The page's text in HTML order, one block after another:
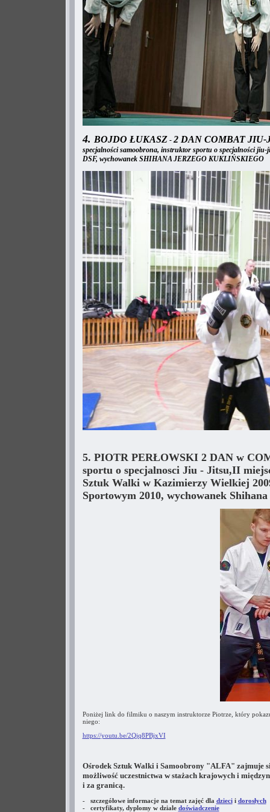
4. BOJDO ŁUKASZ -2 DAN COMBAT
specjalności samoobrona, instruktor sportu o specjalności
DSF, wychowanek SHIHANA JERZEGO KUKLIŃSKIEGO
5. PIOTR PERŁOWSKI 2 DAN w
sportu o specjalnosci Jiu - Jitsu,II
Sztuk Walki w Kazimierzy Wielkiej
Sportowym 2010, wychowanek
Poniżej link do filmiku o naszym instruktorze Piotrze, który
niego:
https://youtu.be/2Qjq8PBjxVI
Ośrodek Sztuk Walki i Samoobrony "ALFA" zajmuje
możliwość uczestnictwa w stażach krajowych i
i za granicą.
- szczegółowe informacje na temat zajęć dla dziecii dorosłych
- certyfikaty, dyplomy w dziale doświadczenie